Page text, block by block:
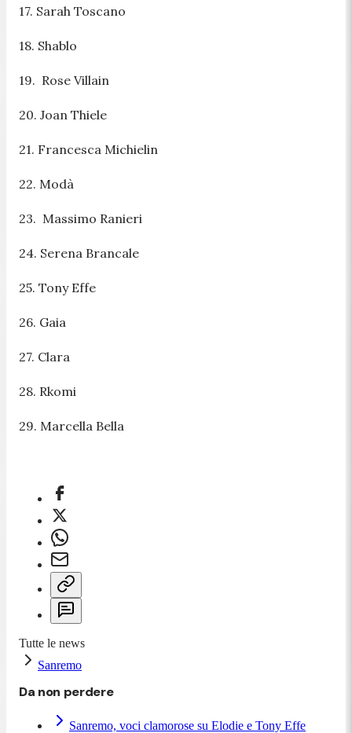
17. Sarah Toscano
18. Shablo
19. Rose Villain
20. Joan Thiele
21. Francesca Michielin
22. Modà
23. Massimo Ranieri
24. Serena Brancale
25. Tony Effe
26. Gaia
27. Clara
28. Rkomi
29. Marcella Bella
Tutte le news
Sanremo
Da non perdere
Sanremo, voci clamorose su Elodie e Tony Effe